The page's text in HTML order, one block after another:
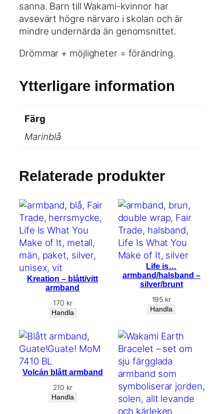
sanna. Barn till Wakami-kvinnor har
avsevärt högre närvaro i skolan och är
mindre undernärda än genomsnittet.
Drömmar + möjligheter = förändring.
Ytterligare information
Färg
Marinblå
Relaterade produkter
Kreation – blått/vitt
armband
170 kr
Handla
Life is…
armband/halsband –
silver/brunt
195 kr
Handla
Volcán blått armband
210 kr
Handla